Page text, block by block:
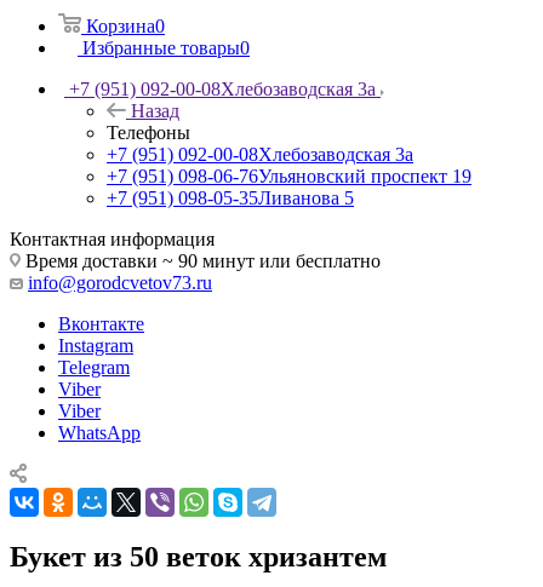
Корзина0
Избранные товары0
+7 (951) 092-00-08Хлебозаводская 3а
Назад
Телефоны
+7 (951) 092-00-08Хлебозаводская 3а
+7 (951) 098-06-76Ульяновский проспект 19
+7 (951) 098-05-35Ливанова 5
Контактная информация
Время доставки ~ 90 минут или бесплатно
info@gorodcvetov73.ru
Вконтакте
Instagram
Telegram
Viber
Viber
WhatsApp
Букет из 50 веток хризантем